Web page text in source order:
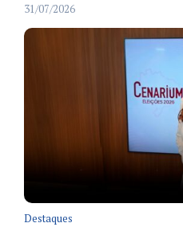
31/07/2026
Destaques